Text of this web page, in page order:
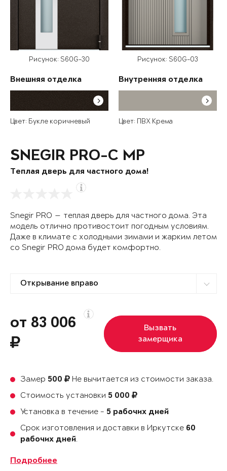
Рисунок: S60G-30
Внешняя отделка
Цвет: Букле коричневый
Рисунок: S60G-03
Внутренняя отделка
Цвет: ПВХ Крема
SNEGIR PRO-C MP
Теплая дверь для частного дома!
Snegir PRO — теплая дверь для частного дома. Эта
модель отлично противостоит погодным условиям.
Даже в климате с холодными зимами и жарким летом
со Snegir PRO дома будет комфортно.
от 83 006
Вызвать
замерщика
Замер 500
Не вычитается из стоимости заказа.
Стоимость установки 5 000
Установка в течение - 5 рабочих дней
Срок изготовления и доставки в Иркутске 60
рабочих дней.
Подробнее